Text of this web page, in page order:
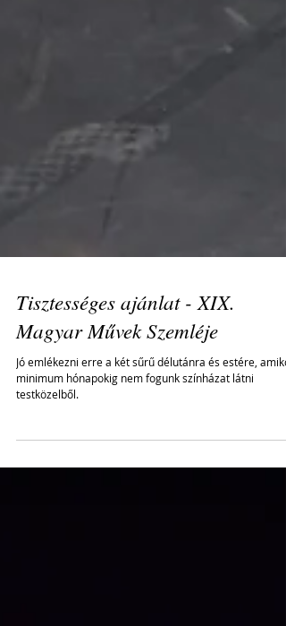
Tisztességes ajánlat - XIX.
Magyar Művek Szemléje
testközelből.